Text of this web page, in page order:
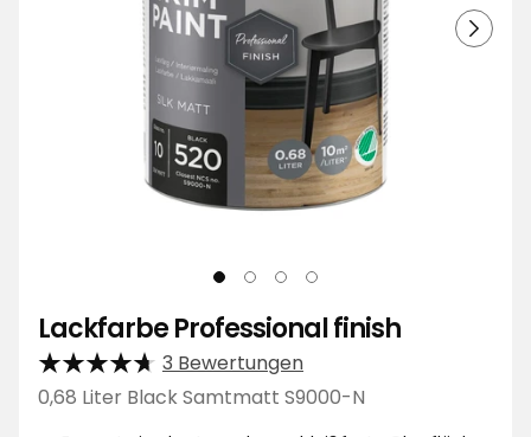
Lackfarbe Professional finish
3 Bewertungen
0,68 Liter Black Samtmatt S9000-N